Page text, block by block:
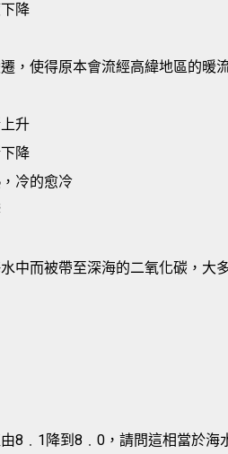
降
，使得原本會流經高緯地區的暖
升
降
冷的愈冷
中而被帶至深海的二氧化碳，大
8﹒1降到8﹒0，請問這相當於海